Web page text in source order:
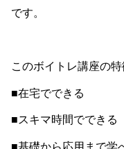
■高音の出し方やミッ